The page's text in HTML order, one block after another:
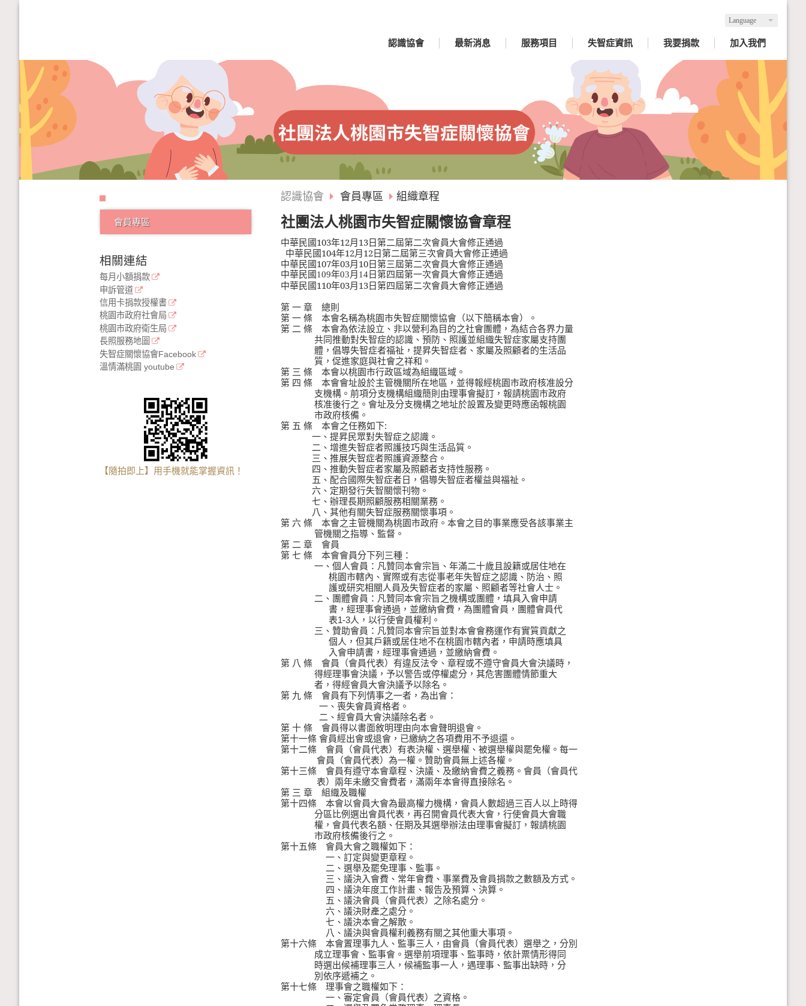
Language
認識協會 最新消息 服務項目 失智症資訊 我要捐款 加入我們
會員專區
相關連結
每月小額捐款
申訴管道
信用卡捐款授權書
桃園市政府社會局
桃園市政府衛生局
長照服務地圖
失智症關懷協會Facebook
溫情滿桃園 youtube
【隨拍即上】用手機就能掌握資訊！
認識協會 會員專區 組織章程
社團法人桃園市失智症關懷協會章程
中華民國103年12月13日第二屆第二次會員大會修正通過
中華民國104年12月12日第二屆第三次會員大會修正通過
中華民國107年03月10日第三屆第二次會員大會修正通過
中華民國 109年03月 14日第四屆第一次會員大會修正通過
中華民國110年03月13日第四屆第二次會員大會修正通過
第 一 章 總則
第 一 條 本會名稱為桃園市失智症關懷協會（以下簡稱本會）。
第 二 條 本會為依法設立、非以營利為目的之社會團體，為結合各界力量
共同推動對失智症的認識、預防、照護並組織失智症家屬支持團
體，倡導失智症者福祉，提昇失智症者、家屬及照顧者的生活品
質，促進家庭與社會之祥和。
第 三 條 本會以桃園市行政區域為組織區域。
第 四 條 本會會址設於主管機關所在地區，並得報經桃園市政府核准設分
支機構。前項分支機構組織簡則由理事會擬訂，報請桃園市政府
核准後行之。會址及分支機構之地址於設置及變更時應函報桃園
市政府核備。
第 五 條 本會之任務如下:
一、提昇民眾對失智症之認識。
二、增進失智症者照護技巧與生活品質。
三、推展失智症者照護資源整合。
四、推動失智症者家屬及照顧者支持性服務。
五、配合國際失智症者日，倡導失智症者權益與福祉。
六、定期發行失智關懷刊物。
七、辦理長期照顧服務相關業務。
八、其他有關失智症服務關懷事項。
第 六 條 本會之主管機關為桃園市政府。本會之目的事業應受各該事業主
管機關之指導、監督。
第 二 章 會員
第 七 條 本會會員分下列三種：
一、個人會員：凡贊同本會宗旨、年滿二十歲且設籍或居住地在
桃園市轄內、實際或有志從事老年失智症之認識、防治、照
護或研究相關人員及失智症者的家屬、照顧者等社會人士。
二、團體會員：凡贊同本會宗旨之機構或團體，填具入會申請
書，經理事會通過，並繳納會費，為團體會員，團體會員代
表1-3人，以行使會員權利。
三、贊助會員：凡贊同本會宗旨並對本會會務運作有實質貢獻之
個人，但其戶籍或居住地不在桃園市轄內者，申請時應填具
入會申請書，經理事會通過，並繳納會費。
第 八 條 會員（會員代表）有違反法令、章程或不遵守會員大會決議時，
得經理事會決議，予以警告或停權處分，其危害團體情節重大
者，得經會員大會決議予以除名。
第 九 條 會員有下列情事之一者，為出會：
一、喪失會員資格者。
二、經會員大會決議除名者。
第 十 條 會員得以書面敘明理由向本會聲明退會。
第十一條 會員經出會或退會，已繳納之各項費用不予退還。
第十二條 會員（會員代表）有表決權、選舉權、被選舉權與罷免權。每一
會員（會員代表）為一權。贊助會員無上述各權。
第十三條 會員有遵守本會章程、決議、及繳納會費之義務。會員（會員代
表）兩年未繳交會費者，滿兩年本會得直接除名。
第 三 章 組織及職權
第十四條 本會以會員大會為最高權力機構，會員人數超過三百人以上時得
分區比例選出會員代表，再召開會員代表大會，行使會員大會職
權，會員代表名額、任期及其選舉辦法由理事會擬訂，報請桃園
市政府核備後行之。
第十五條 會員大會之職權如下：
一、訂定與變更章程。
二、選舉及罷免理事、監事。
三、議決入會費、常年會費、事業費及會員捐款之數額及方式。
四、議決年度工作計畫、報告及預算、決算。
五、議決會員（會員代表）之除名處分。
六、議決財產之處分。
七、議決本會之解散。
八、議決與會員權利義務有關之其他重大事項。
第十六條 本會置理事九人、監事三人，由會員（會員代表）選舉之，分別
成立理事會、監事會。選舉前項理事、監事時，依計票情形得同
時選出候補理事三人，候補監事一人，遇理事、監事出缺時，分
別依序遞補之。
第十七條 理事會之職權如下：
一、審定會員（會員代表）之資格。